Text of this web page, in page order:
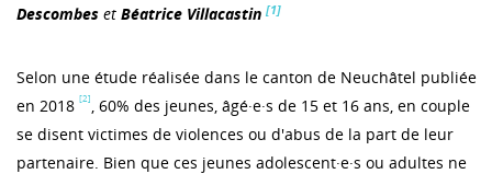
Descombes et Béatrice Villacastin [1]
Selon une étude réalisée dans le canton de Neuchâtel publiée
en 2018 [2] , 60% des jeunes, âgé·e·s de 15 et 16 ans, en couple
se disent victimes de violences ou d'abus de la part de leur
partenaire. Bien que ces jeunes adolescent·e·s ou adultes ne